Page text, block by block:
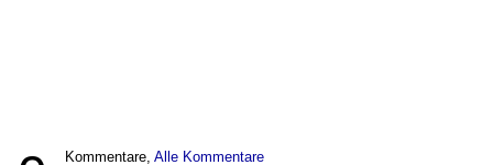
Kommentare, Alle Kommentare